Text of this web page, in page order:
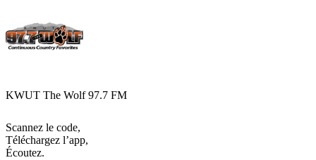
KWUT The Wolf 97.7 FM
Scannez le code,
Téléchargez l’app,
Écoutez.